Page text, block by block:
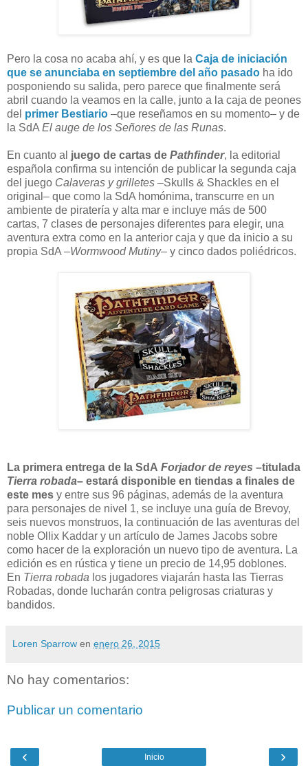
Pero la cosa no acaba ahí, y es que la Caja de iniciación
que se anunciaba en septiembre del año pasado ha ido
posponiendo su salida, pero parece que finalmente será
abril cuando la veamos en la calle, junto a la caja de peones
del primer Bestiario –que reseñamos en su momento– y de
la SdA El auge de los Señores de las Runas.
En cuanto al juego de cartas de Pathfinder, la editorial
española confirma su intención de publicar la segunda caja
del juego Calaveras y grilletes –Skulls & Shackles en el
original– que como la SdA homónima, transcurre en un
ambiente de piratería y alta mar e incluye más de 500
cartas, 7 clases de personajes diferentes para elegir, una
aventura extra como en la anterior caja y que da inicio a su
propia SdA –Wormwood Mutiny– y cinco dados poliédricos.
La primera entrega de la SdA Forjador de reyes –titulada
Tierra robada– estará disponible en tiendas a finales de
este mes y entre sus 96 páginas, además de la aventura
para personajes de nivel 1, se incluye una guía de Brevoy,
seis nuevos monstruos, la continuación de las aventuras del
noble Ollix Kaddar y un artículo de James Jacobs sobre
como hacer de la exploración un nuevo tipo de aventura. La
edición es en rústica y tiene un precio de 14,95 doblones.
En Tierra robada los jugadores viajarán hasta las Tierras
Robadas, donde lucharán contra peligrosas criaturas y
bandidos.
Loren Sparrow en enero 26, 2015
No hay comentarios:
Publicar un comentario
‹ ›
Inicio